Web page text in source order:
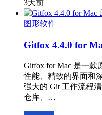
3天前
图形软件
Gitfox 4.4.0 for
Gitfox for Mac 是一款
性能、精致的界面和
强大的 Git 工作流程
仓库、…